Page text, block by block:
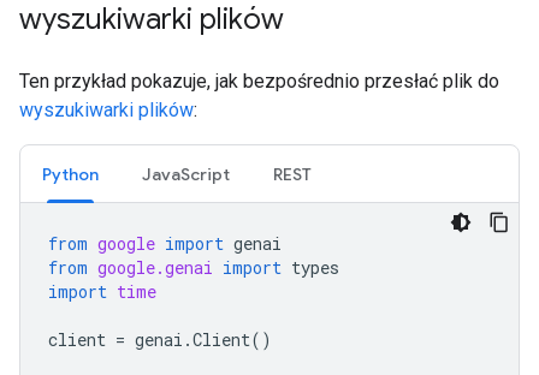
wyszukiwarki plików
Ten przykład pokazuje, jak bezpośrednio przesłać plik do
wyszukiwarki plików:
Python JavaScript REST
from google import genai
from google.genai import types
import time
client = genai .Client()